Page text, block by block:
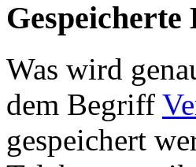
Gespeicherte
Was wird
dem Begriff
gespeichert